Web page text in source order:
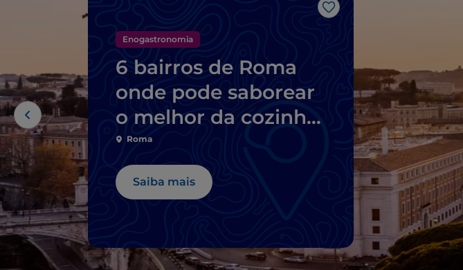
Gosto
Enogastronomia
6 bairros de Roma
onde pode saborear
o melhor da cozinha
típica
Roma
Saiba mais